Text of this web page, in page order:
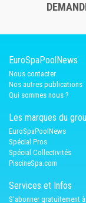
EuroSpaPoolNews
Nous contacter
Nos autres publications
Qui sommes nous ?
Les marques du
EuroSpaPoolNews
Spécial Pros
Spécial Collectivités
PiscineSpa.com
Services et Infos
S'abonner gratuitement